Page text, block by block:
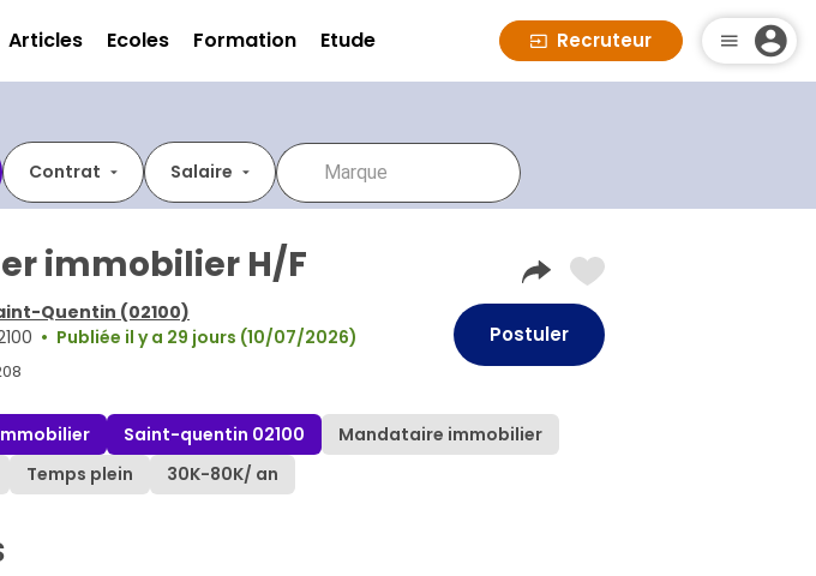
Articles Ecoles Formation Etude Recruteur
Contrat Salaire
immobilier H/F
Quentin (02100)
Publiée il y a 29 jours (10/07/2026) Postuler
Saint-quentin 02100
Mandataire immobilier
Temps plein 30K-80K/ an